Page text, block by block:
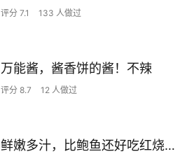
评分 7.1 133 人做过
万能酱，酱香饼的酱！不辣
评分 8.7 12 人做过
鲜嫩多汁，比鲍鱼还好吃红烧香菇